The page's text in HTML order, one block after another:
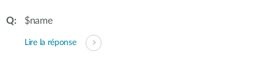
$name
Lire la réponse